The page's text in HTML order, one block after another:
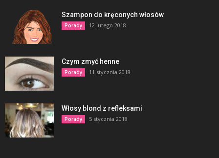
Szampon do kręconych włosów
Porady 12 lutego 2018
Czym zmyć henne
Porady 11 stycznia 2018
Włosy blond z refleksami
Porady 5 stycznia 2018